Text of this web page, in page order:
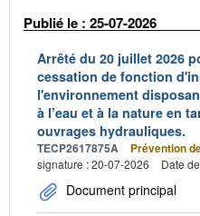
Publié le : 25-07-2026
Arrêté du 20 juillet 2026
cessation de fonction
l'environnement
à l’eau et à la nature en
ouvrages hydrauliques.
TECP2617875A Prévention
signature : 20-07-2026
Date
Document principal